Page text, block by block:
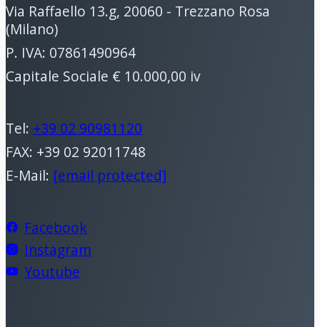
Via Raffaello 13.g, 20060 - Trezzano Rosa
(Milano)
P. IVA: 07861490964
Capitale Sociale € 10.000,00 iv
Tel: +39 02 90981120
FAX: +39 02 92011748
E-Mail: [email protected]
Facebook
Instagram
Youtube